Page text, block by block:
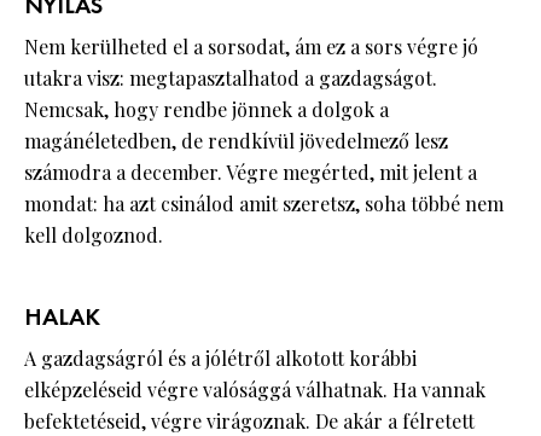
NYILAS
Nem kerülheted el a sorsodat, ám ez a sors végre jó
utakra visz: megtapasztalhatod a gazdagságot.
Nemcsak, hogy rendbe jönnek a dolgok a
magánéletedben, de rendkívül jövedelmező lesz
számodra a december. Végre megérted, mit jelent a
mondat: ha azt csinálod amit szeretsz, soha többé nem
kell dolgoznod.
HALAK
A gazdagságról és a jólétről alkotott korábbi
elképzeléseid végre valósággá válhatnak. Ha vannak
befektetéseid, végre virágoznak. De akár a félretett